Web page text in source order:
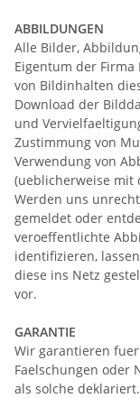
ABBILDUNGEN
Alle Bilder,
Eigentum der
von Bildinhalten
Download der
und
Zustimmung von
Verwendung von
(ueblicherweise mit
Werden uns
gemeldet oder
veroeffentlichte
identifizieren,
diese ins Netz
vor.
GARANTIE
Wir garantieren
Faelschungen oder
als solche deklariert.